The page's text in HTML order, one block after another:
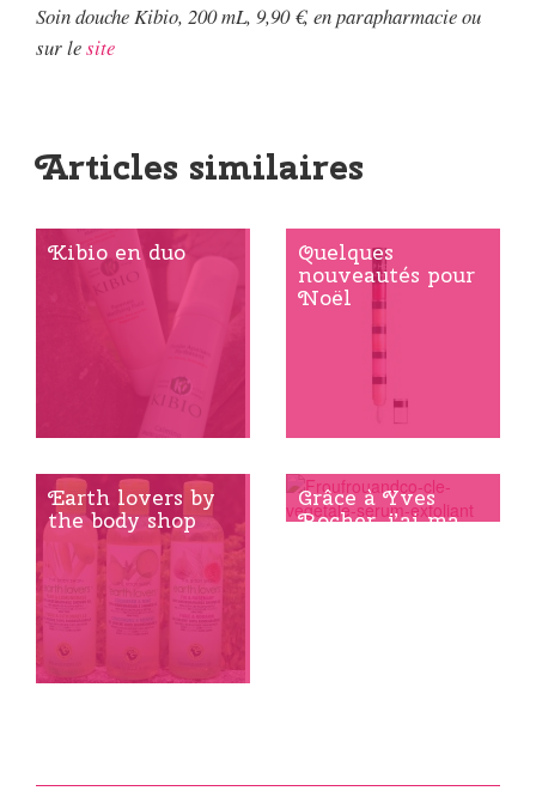
Soin douche Kibio, 200 mL, 9,90 €, en parapharmacie ou
sur lesite
Articles similaires
Kibio en duo
Quelques
nouveautés pour
Noël
Earth lovers by
the body shop
Grâce à Yves
Rocher, j’ai ma